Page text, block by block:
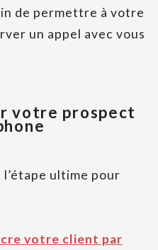
de permettre à votre
un appel avec vous
votre prospect
l’étape ultime pour
votre client par